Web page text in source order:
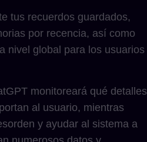
tus recuerdos guardados,
por recencia, así como
nivel global para los usuarios
monitoreará qué detalles
al usuario, mientras
y ayudar al sistema a